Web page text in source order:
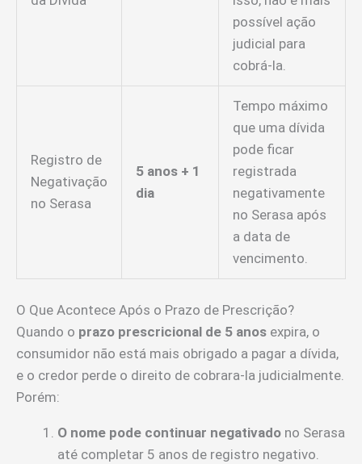
possível ação
judicial para
cobrá-la.
Registro de
Negativação
no Serasa
5 anos + 1
dia
Tempo máximo
que uma dívida
pode ficar
registrada
negativamente
no Serasa após
a data de
vencimento.
O Que Acontece Após o Prazo de Prescrição?
Quando o prazo prescricional de 5 anos expira, o
consumidor não está mais obrigado a pagar a dívida,
e o credor perde o direito de cobrara-la judicialmente.
Porém:
O nome pode continuar negativado no Serasa
até completar 5 anos de registro negativo.